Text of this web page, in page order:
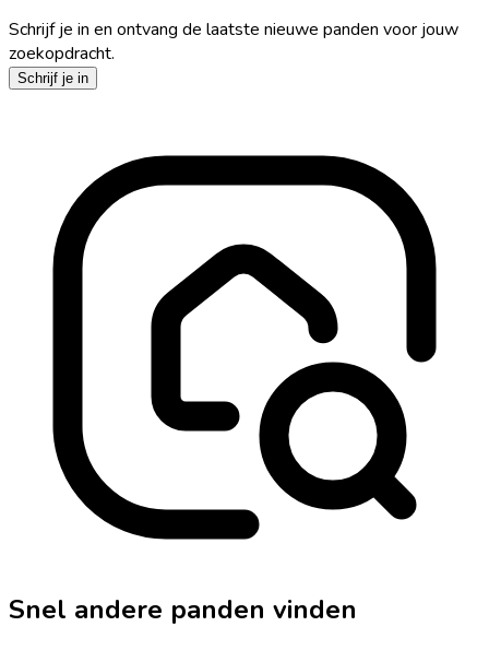
Schrijf je in en ontvang de laatste nieuwe panden voor jouw
zoekopdracht.
Schrijf je in
Snel andere panden vinden